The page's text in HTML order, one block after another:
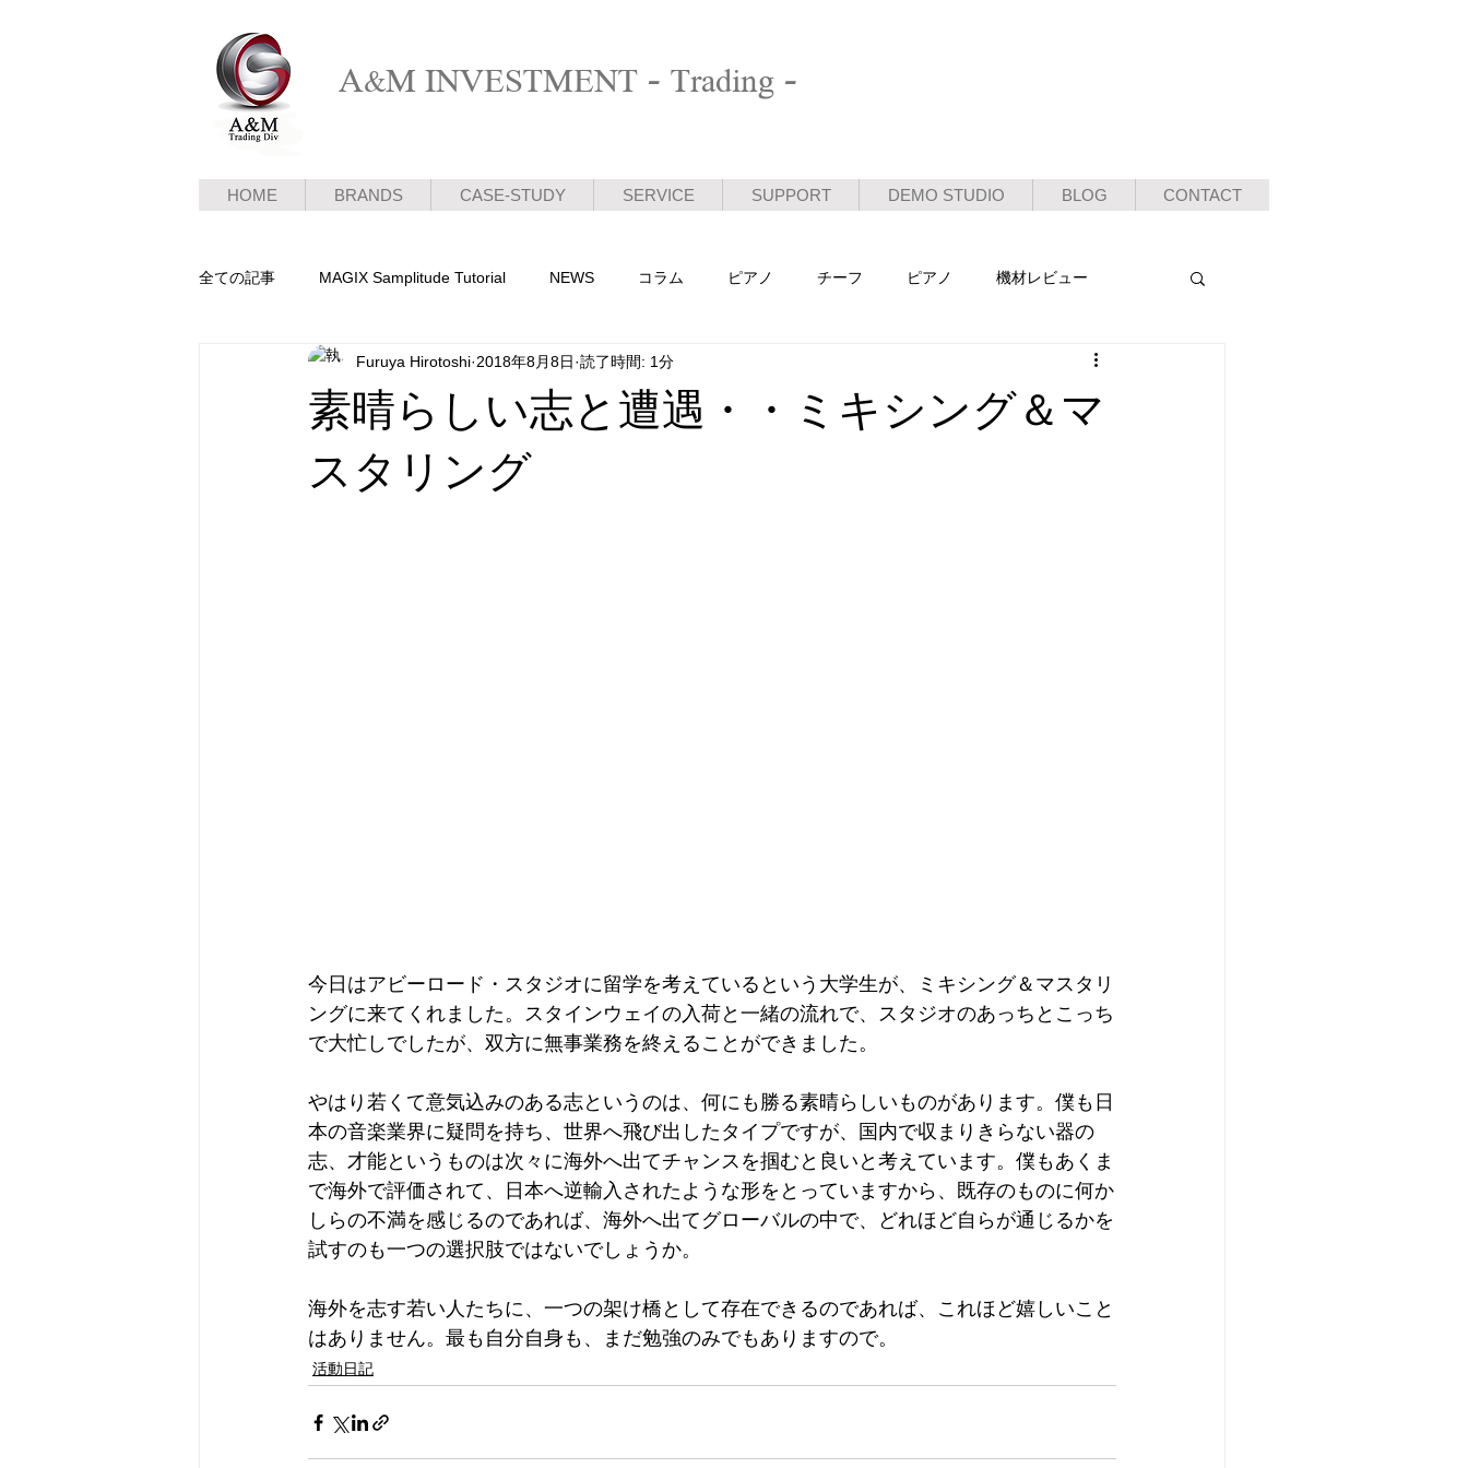
A&M INVESTMENT - Trading -
HOME BRANDS CASE-STUDY SERVICE SUPPORT DEMO STUDIO BLOG CONTACT
全ての記事 MAGIX Samplitude Tutorial NEWS コラム ピアノ チーフ ピアノ 機材レビュー
ピアノ新着情報 メディア情報 活動日記
素晴らしい志と遭遇・・ミキシング＆マ
スタリング
Furuya Hirotoshi 2018年8月8日 読了時間: 1分
今日はアビーロード・スタジオに留学を考えているという大学生が、ミキシング＆マスタリ
ングに来てくれました。スタインウェイの入荷と一緒の流れで、スタジオのあっちとこっち
で大忙しでしたが、双方に無事業務を終えることができました。
やはり若くて意気込みのある志というのは、何にも勝る素晴らしいものがあります。僕も日
本の音楽業界に疑問を持ち、世界へ飛び出したタイプですが、国内で収まりきらない器の
志、才能というものは次々に海外へ出てチャンスを掴むと良いと考えています。僕もあくま
で海外で評価されて、日本へ逆輸入されたような形をとっていますから、既存のものに何か
しらの不満を感じるのであれば、海外へ出てグローバルの中で、どれほど自らが通じるかを
試すのも一つの選択肢ではないでしょうか。
海外を志す若い人たちに、一つの架け橋として存在できるのであれば、これほど嬉しいこと
はありません。最も自分自身も、まだ勉強のみでもありますので。
活動日記